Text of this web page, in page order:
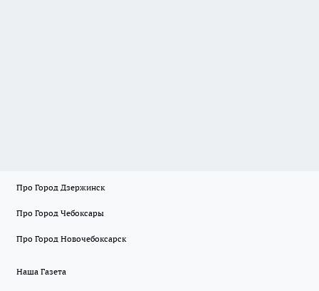
Про Город Дзержинск
Про Город Чебоксары
Про Город Новочебоксарск
Наша Газета